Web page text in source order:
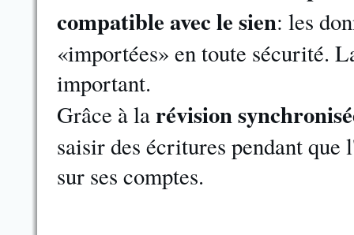
compatible avec le sien: les
«importées» en toute sécurité.
important.
Grâce à larévision
saisir des écritures pendant que
sur ses comptes.